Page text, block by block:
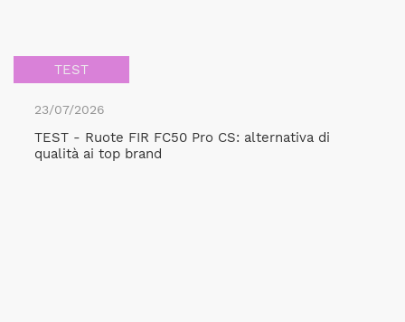
TEST
23/07/2026
TEST - Ruote FIR FC50 Pro CS: alternativa di
qualità ai top brand